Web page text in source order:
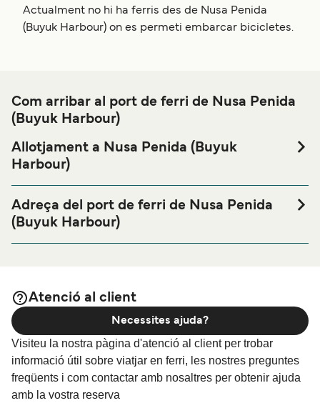
Actualment no hi ha ferris des de Nusa Penida
(Buyuk Harbour) on es permeti embarcar bicicletes.
Com arribar al port de ferri de Nusa Penida
(Buyuk Harbour)
Allotjament a Nusa Penida (Buyuk
Harbour)
Si vols passar una nit abans o després del teu viatge a
prop del port de ferri de Nusa Penida (Buyuk Harbour) o
busques allotjament durant tota la teva estada, visita la
nostra pàgina de
Adreça del port de ferri de Nusa Penida
(Buyuk Harbour)
Jl. Nusa Indah No.53, Kutampi Kaler, Nusapenida,
Atenció al client
Visiteu la nostra pàgina d'atenció al client per trobar
informació útil sobre viatjar en ferri, les nostres preguntes
freqüents i com contactar amb nosaltres per obtenir ajuda
amb la vostra reserva
Necessites ajuda?